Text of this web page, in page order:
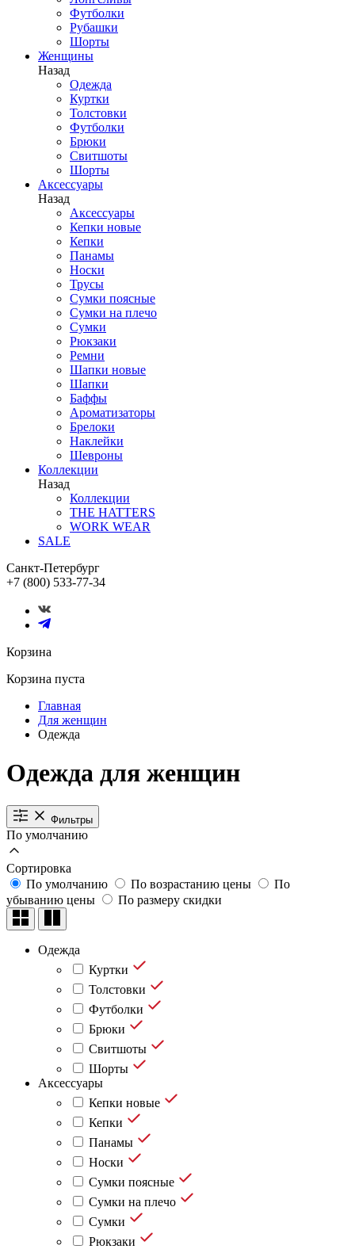
Футболки
Рубашки
Шорты
Женщины
Назад
Одежда
Куртки
Толстовки
Футболки
Брюки
Свитшоты
Шорты
Аксессуары
Назад
Аксессуары
Кепки новые
Кепки
Панамы
Носки
Трусы
Сумки поясные
Сумки на плечо
Сумки
Рюкзаки
Ремни
Шапки новые
Шапки
Баффы
Ароматизаторы
Брелоки
Наклейки
Шевроны
Коллекции
Назад
Коллекции
THE HATTERS
WORK WEAR
SALE
Санкт-Петербург
+7 (800) 533-77-34
Корзина
Корзина пуста
Главная
Для женщин
Одежда
Одежда для женщин
Фильтры
По умолчанию
Сортировка
По умолчанию
По возрастанию цены
По
убыванию цены
По размеру скидки
Одежда
Куртки
Толстовки
Футболки
Брюки
Свитшоты
Шорты
Аксессуары
Кепки новые
Кепки
Панамы
Носки
Сумки поясные
Сумки на плечо
Сумки
Рюкзаки